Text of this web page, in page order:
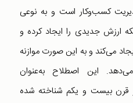
کسب‌وکار است و به نوعی
ارزش جدیدی را ایجاد کرده و
می‌کند و به این صورت موازنه
این اصطلاح به‌عنوان
قرن بیست و یکم شناخته شده